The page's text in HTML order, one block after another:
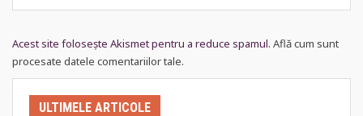
Acest site folosește Akismet pentru a reduce spamul. Află cum sunt
procesate datele comentariilor tale.
ULTIMELE ARTICOLE